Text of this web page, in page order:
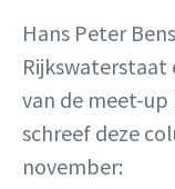
Hans Peter
van de meet-
schreef deze
november: